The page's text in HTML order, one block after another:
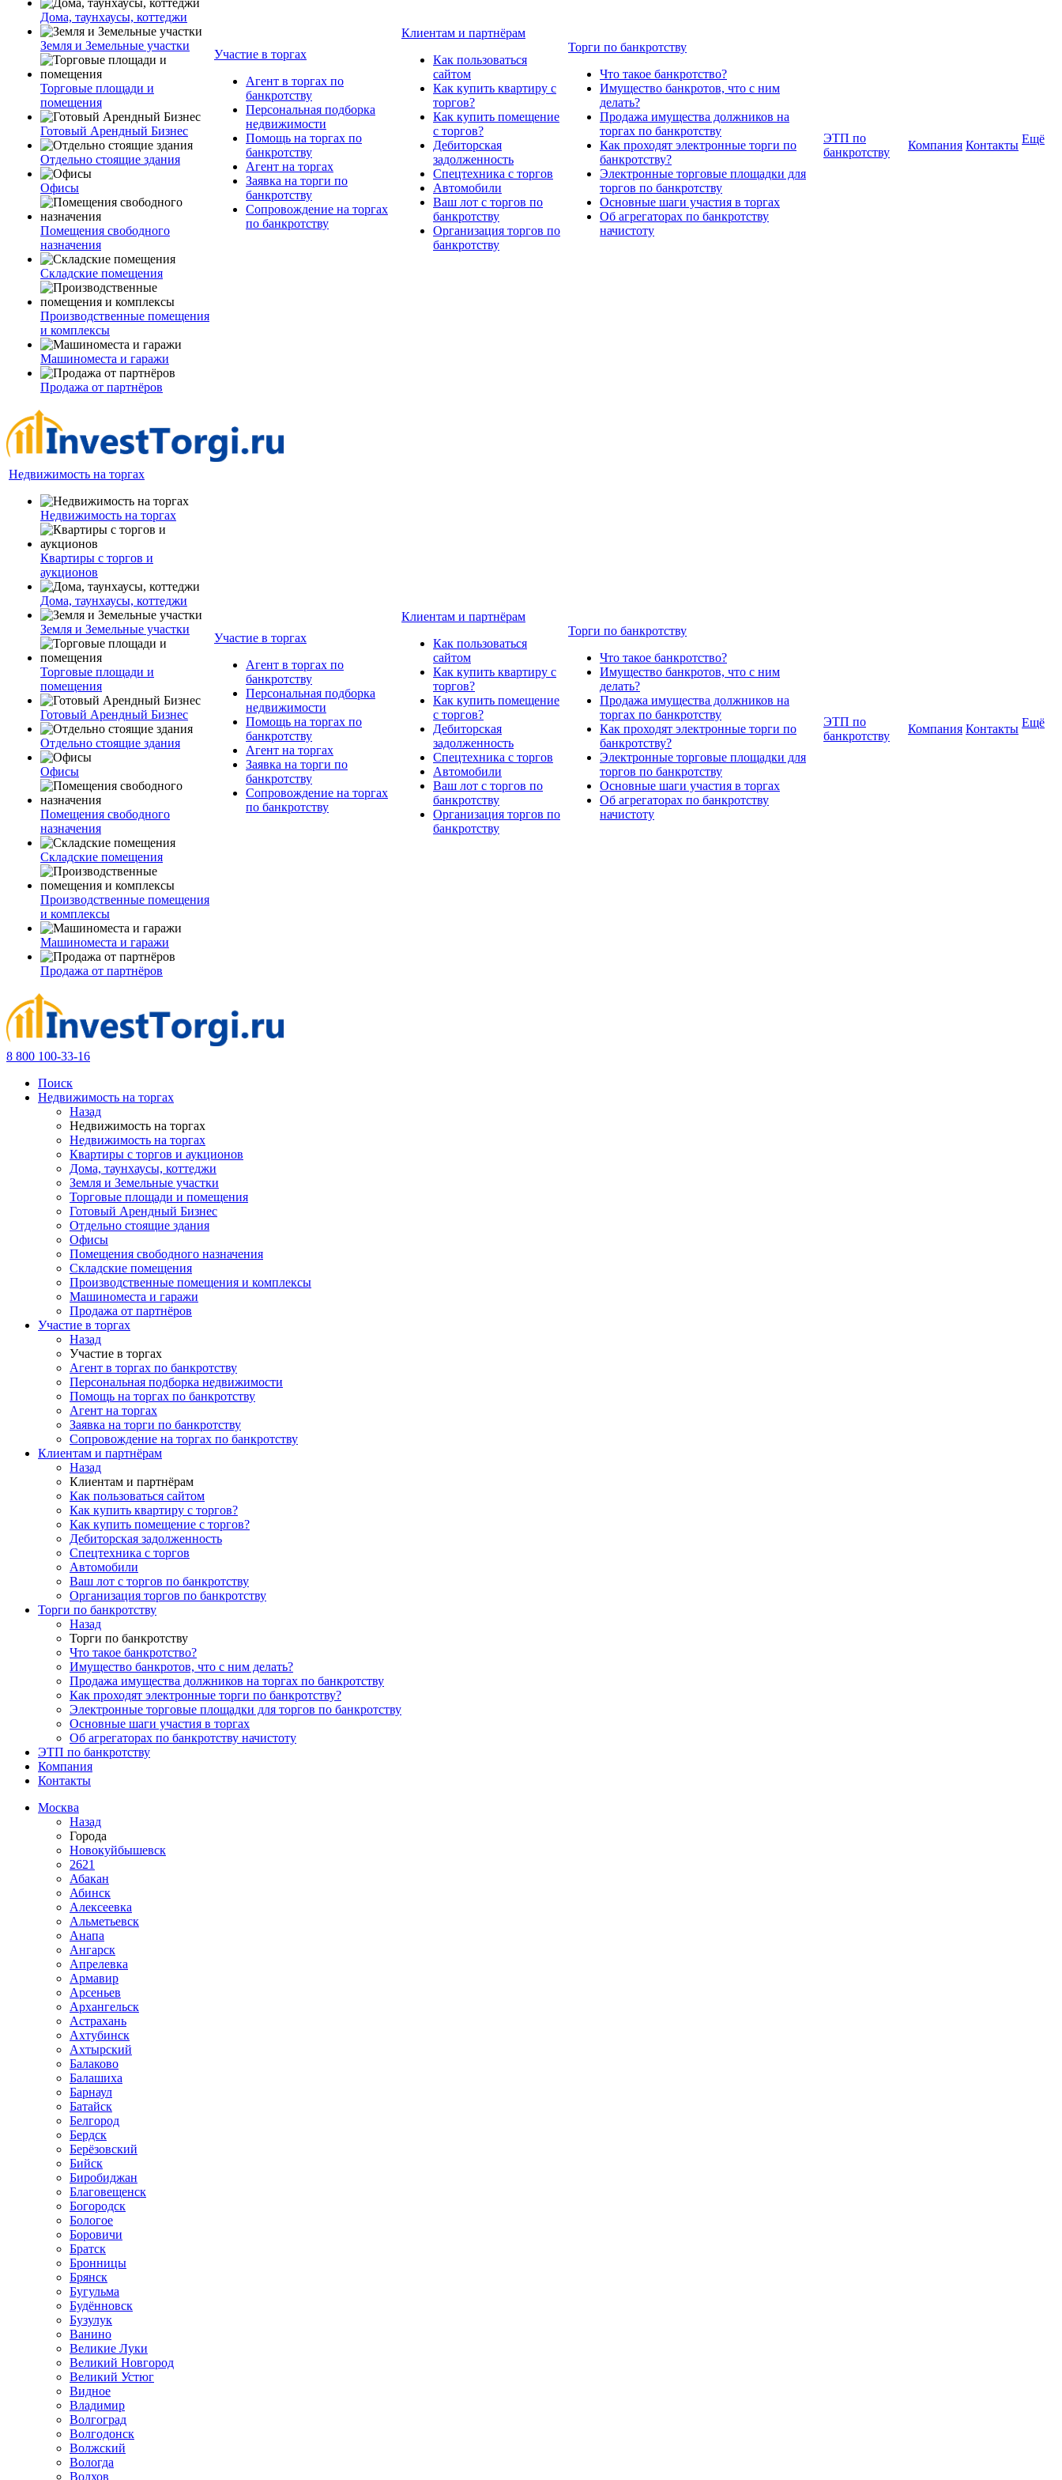
Дома, таунхаусы, коттеджи
Земля и Земельные участки
Торговые площади и
помещения
Готовый Арендный Бизнес
Отдельно стоящие здания
Офисы
Помещения свободного
назначения
Складские помещения
Производственные помещения
и комплексы
Машиноместа и гаражи
Продажа от партнёров
Участие в торгах
Агент в торгах по
банкротству
Персональная подборка
недвижимости
Помощь на торгах по
банкротству
Агент на торгах
Заявка на торги по
банкротству
Сопровождение на торгах
по банкротству
Клиентам и партнёрам
Как пользоваться
сайтом
Как купить квартиру с
торгов?
Как купить помещение
с торгов?
Дебиторская
задолженность
Спецтехника с торгов
Автомобили
Ваш лот с торгов по
банкротству
Организация торгов по
банкротству
Торги по банкротству
Что такое банкротство?
Имущество банкротов, что с ним
делать?
Продажа имущества должников на
торгах по банкротству
Как проходят электронные торги по
банкротству?
Электронные торговые площадки для
торгов по банкротству
Основные шаги участия в торгах
Об агрегаторах по банкротству
начистоту
ЭТП по
банкротству
Компания Контакты Ещё
Недвижимость на торгах
Недвижимость на торгах
Квартиры с торгов и
аукционов
Дома, таунхаусы, коттеджи
Земля и Земельные участки
Торговые площади и
помещения
Готовый Арендный Бизнес
Отдельно стоящие здания
Офисы
Помещения свободного
назначения
Складские помещения
Производственные помещения
и комплексы
Машиноместа и гаражи
Продажа от партнёров
Участие в торгах
Агент в торгах по
банкротству
Персональная подборка
недвижимости
Помощь на торгах по
банкротству
Агент на торгах
Заявка на торги по
банкротству
Сопровождение на торгах
по банкротству
Клиентам и партнёрам
Как пользоваться
сайтом
Как купить квартиру с
торгов?
Как купить помещение
с торгов?
Дебиторская
задолженность
Спецтехника с торгов
Автомобили
Ваш лот с торгов по
банкротству
Организация торгов по
банкротству
Торги по банкротству
Что такое банкротство?
Имущество банкротов, что с ним
делать?
Продажа имущества должников на
торгах по банкротству
Как проходят электронные торги по
банкротству?
Электронные торговые площадки для
торгов по банкротству
Основные шаги участия в торгах
Об агрегаторах по банкротству
начистоту
ЭТП по
банкротству
Компания Контакты Ещё
8 800 100-33-16
Поиск
Недвижимость на торгах
Назад
Недвижимость на торгах
Недвижимость на торгах
Квартиры с торгов и аукционов
Дома, таунхаусы, коттеджи
Земля и Земельные участки
Торговые площади и помещения
Готовый Арендный Бизнес
Отдельно стоящие здания
Офисы
Помещения свободного назначения
Складские помещения
Производственные помещения и комплексы
Машиноместа и гаражи
Продажа от партнёров
Участие в торгах
Назад
Участие в торгах
Агент в торгах по банкротству
Персональная подборка недвижимости
Помощь на торгах по банкротству
Агент на торгах
Заявка на торги по банкротству
Сопровождение на торгах по банкротству
Клиентам и партнёрам
Назад
Клиентам и партнёрам
Как пользоваться сайтом
Как купить квартиру с торгов?
Как купить помещение с торгов?
Дебиторская задолженность
Спецтехника с торгов
Автомобили
Ваш лот с торгов по банкротству
Организация торгов по банкротству
Торги по банкротству
Назад
Торги по банкротству
Что такое банкротство?
Имущество банкротов, что с ним делать?
Продажа имущества должников на торгах по банкротству
Как проходят электронные торги по банкротству?
Электронные торговые площадки для торгов по банкротству
Основные шаги участия в торгах
Об агрегаторах по банкротству начистоту
ЭТП по банкротству
Компания
Контакты
Москва
Назад
Города
Новокуйбышевск
2621
Абакан
Абинск
Алексеевка
Альметьевск
Анапа
Ангарск
Апрелевка
Армавир
Арсеньев
Архангельск
Астрахань
Ахтубинск
Ахтырский
Балаково
Балашиха
Барнаул
Батайск
Белгород
Бердск
Берёзовский
Бийск
Биробиджан
Благовещенск
Богородск
Бологое
Боровичи
Братск
Бронницы
Брянск
Бугульма
Будённовск
Бузулук
Ванино
Великие Луки
Великий Новгород
Великий Устюг
Видное
Владимир
Волгоград
Волгодонск
Волжский
Вологда
Волхов